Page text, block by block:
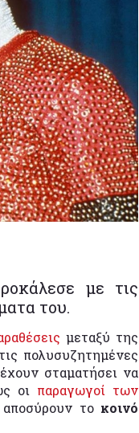
με τις
του.
μεταξύ της
πολυσυζητημένες
έχουν σταματήσει να
οι παραγωγοί των
το κοινό